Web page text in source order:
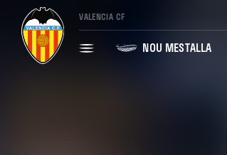
VALENCIA CF
NOU MESTALLA